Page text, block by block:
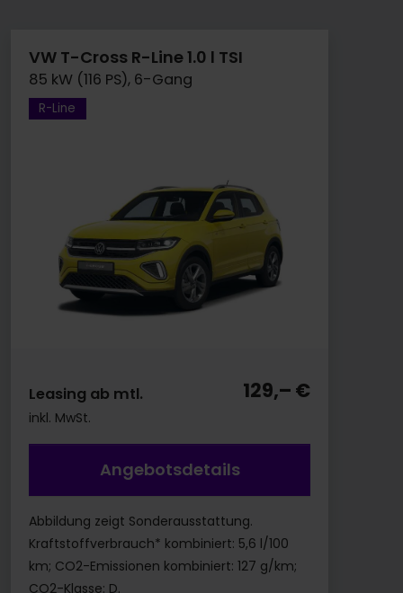
VW T-Cross R-Line 1.0 l TSI
85 kW (116 PS), 6-Gang
R-Line
Leasing ab mtl. 129,– €
inkl. MwSt.
Angebotsdetails
Abbildung zeigt Sonderausstattung.
Kraftstoffverbrauch* kombiniert: 5,6 l/100
km; CO2-Emissionen kombiniert: 127 g/km;
CO2-Klasse: D.